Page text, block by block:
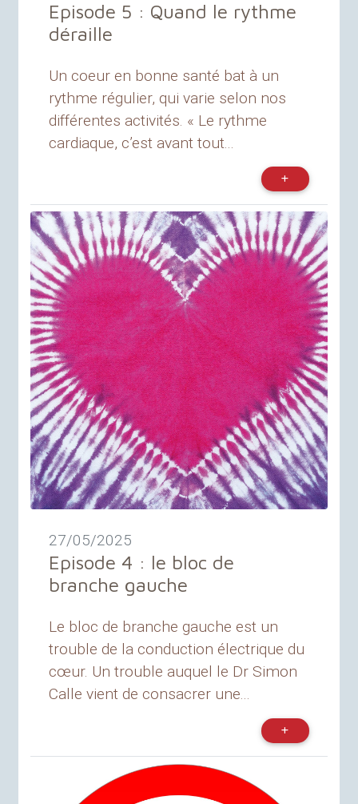
Episode 5 : Quand le rythme
déraille
Un coeur en bonne santé bat à un
rythme régulier, qui varie selon nos
différentes activités. « Le rythme
cardiaque, c’est avant tout...
27/05/2025
Episode 4 : le bloc de
branche gauche
Le bloc de branche gauche est un
trouble de la conduction électrique du
cœur. Un trouble auquel le Dr Simon
Calle vient de consacrer une...